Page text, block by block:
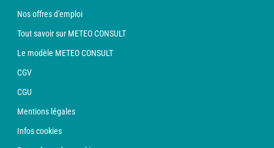
Nos offres d'emploi
Tout savoir sur METEO CONSULT
Le modèle METEO CONSULT
CGV
CGU
Mentions légales
Infos cookies